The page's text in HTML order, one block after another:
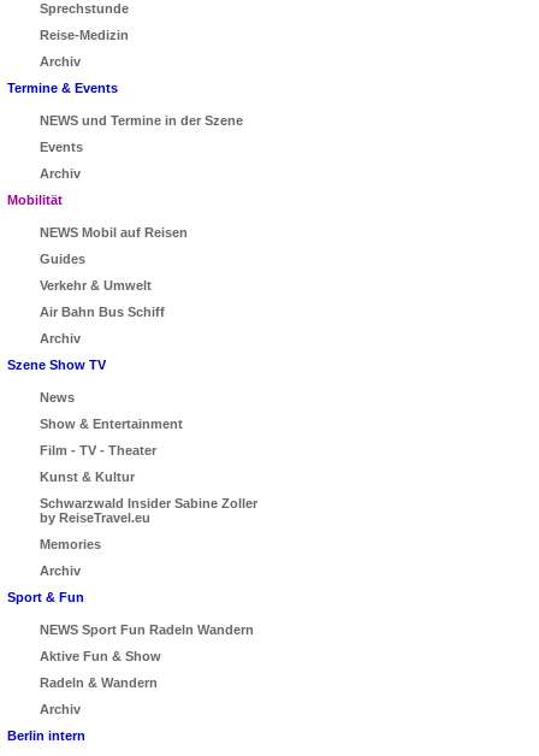
Sprechstunde
Reise-Medizin
Archiv
Termine & Events
NEWS und Termine in der Szene
Events
Archiv
Mobilität
NEWS Mobil auf Reisen
Guides
Verkehr & Umwelt
Air Bahn Bus Schiff
Archiv
Szene Show TV
News
Show & Entertainment
Film - TV - Theater
Kunst & Kultur
Schwarzwald Insider Sabine Zoller
by ReiseTravel.eu
Memories
Archiv
Sport & Fun
NEWS Sport Fun Radeln Wandern
Aktive Fun & Show
Radeln & Wandern
Archiv
Berlin intern